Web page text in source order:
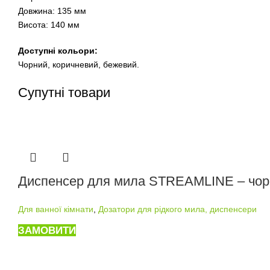
Довжина: 135 мм
Висота: 140 мм
Доступні кольори:
Чорний, коричневий, бежевий.
Супутні товари
Диспенсер для мила STREAMLINE –
Для ванної кімнати, Дозатори для рідкого мила, диспенсери
ЗАМОВИТИ